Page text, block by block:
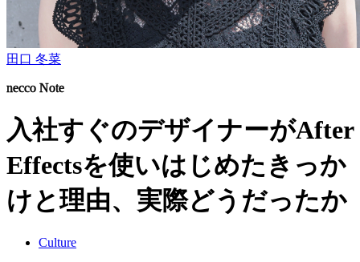
田口 冬菜
necco Note
入社すぐのデザイナーがAfter
Effectsを使いはじめたきっか
けと理由、実際どうだったか
Culture